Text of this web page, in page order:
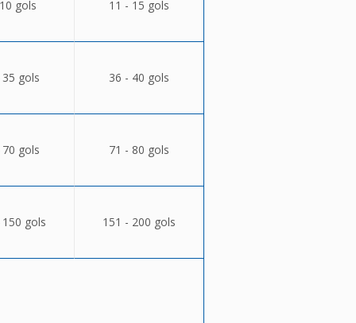
gols 11 - 15 gols
gols 36 - 40 gols
gols 71 - 80 gols
gols 151 - 200 gols